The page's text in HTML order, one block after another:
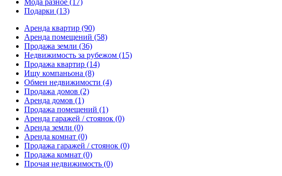
Мода разное (17)
Подарки (13)
Аренда квартир (90)
Аренда помещений (58)
Продажа земли (36)
Недвижимость за рубежом (15)
Продажа квартир (14)
Ищу компаньона (8)
Обмен недвижимости (4)
Продажа домов (2)
Аренда домов (1)
Продажа помещений (1)
Аренда гаражей / стоянок (0)
Аренда земли (0)
Аренда комнат (0)
Продажа гаражей / стоянок (0)
Продажа комнат (0)
Прочая недвижимость (0)